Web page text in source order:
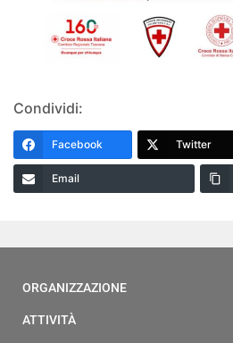
Condividi:
Facebook Twitter
Email
ORGANIZZAZIONE
ATTIVITÀ